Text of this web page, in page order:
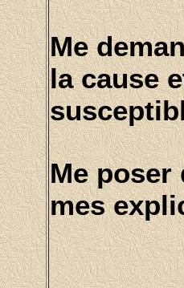
Me
la cause
Me poser
mes